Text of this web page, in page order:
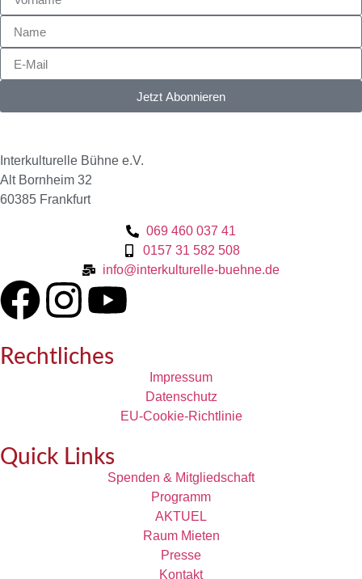
Jetzt Abonnieren
Interkulturelle Bühne e.V.
Alt Bornheim 32
60385 Frankfurt
069 460 037 41
0157 31 582 508
info@interkulturelle-buehne.de
Rechtliches
Impressum
Datenschutz
EU-Cookie-Richtlinie
Quick Links
Spenden & Mitgliedschaft
Programm
AKTUEL
Raum Mieten
Presse
Kontakt